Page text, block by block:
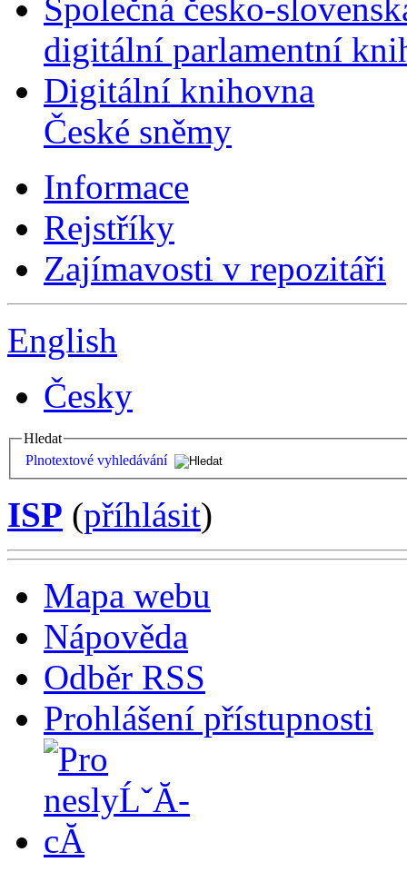
Společná česko-
digitální parlamentní
Digitální knihovna
České sněmy
Informace
Rejstříky
Zajímavosti v repozitáři
English
Česky
Hledat
Plnotextové vyhledávání
ISP (příhlásit)
Mapa webu
Nápověda
Odběr RSS
Prohlášení přístupnosti